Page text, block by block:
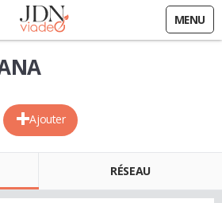
MENU
Ajouter
RÉSEAU